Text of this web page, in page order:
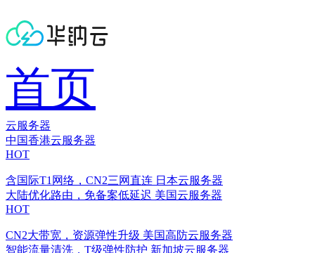
首页
云服务器
中国香港云服务器
HOT
含国际T1网络，CN2三网直连 日本云服务器
大陆优化路由，免备案低延迟 美国云服务器
HOT
CN2大带宽，资源弹性升级 美国高防云服务器
智能流量清洗，T级弹性防护 新加坡云服务器